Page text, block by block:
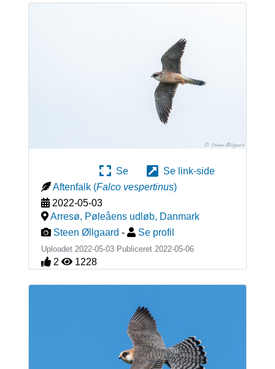
Se
Se link-side
Aftenfalk (Falco vespertinus)
2022-05-03
Arresø, Pøleåens udløb, Danmark
Steen Øllgaard - Se profil
Uploadet 2022-05-03 Publiceret 2022-05-06
2 1228